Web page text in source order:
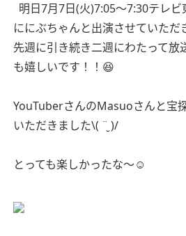
明日7月7日(火)7:05〜7:30テレ
ににぶちゃんと出演させていただ
先週に引き続き二週にわたって放
も嬉しいです！！😆
YouTuberさんのMasuoさんと宝
いただきました\( ¨̮ )/
とっても楽しかったな〜☺️